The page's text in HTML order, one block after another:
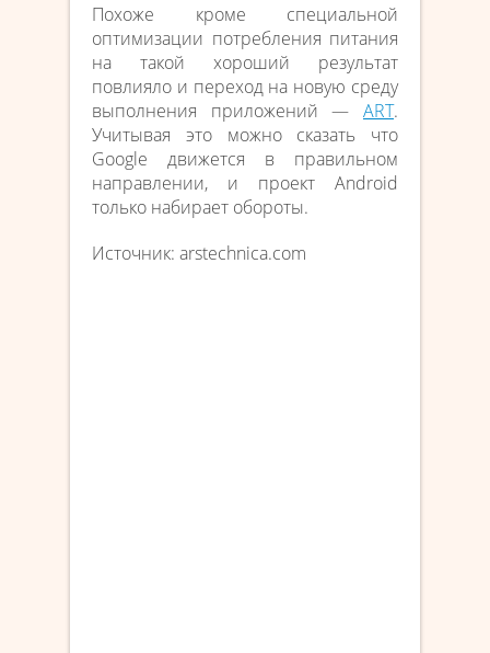
Похоже кроме специальной
оптимизации потребления питания
на такой хороший результат
повлияло и переход на новую среду
выполнения приложений — ART.
Учитывая это можно сказать что
Google движется в правильном
направлении, и проект Android
только набирает обороты.
Источник: arstechnica.com